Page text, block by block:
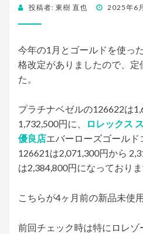
投稿者: 東樹 直也
投 2025年6
今年の1月とゴールドを使っ
格改定がありましたので、
た。
プラチナベゼルの126622は
1,732,500円に、
ロレックス
優良店エバーローズゴール
126621は2,071,300円から
は2,384,800円になっておりま
こちらが4ヶ月前の新品未使
前回チェック時は特にロレ